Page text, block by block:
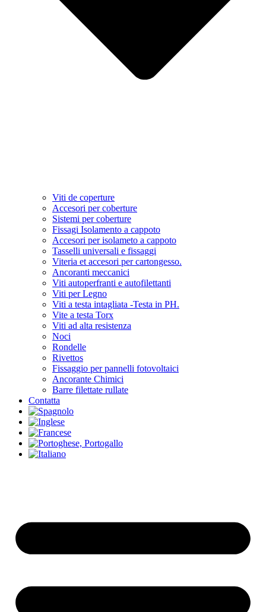
Viti de coperture
Accesori per coberture
Sistemi per coberture
Fissagi Isolamento a cappoto
Accesori per isolameto a cappoto
Tasselli universali e fissaggi
Viteria et accesori per cartongesso.
Ancoranti meccanici
Viti autoperfranti e autofilettanti
Viti per Legno
Viti a testa intagliata -Testa in PH.
Vite a testa Torx
Viti ad alta resistenza
Noci
Rondelle
Rivettos
Fissaggio per pannelli fotovoltaici
Ancorante Chimici
Barre filettate rullate
Contatta